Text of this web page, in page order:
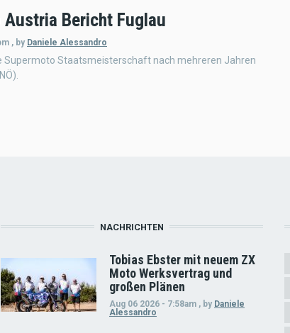
Austria Bericht Fuglau
, by Daniele Alessandro
Supermoto Staatsmeisterschaft nach mehreren Jahren
NACHRICHTEN
Tobias Ebster mit neuem ZX
Moto Werksvertrag und
großen Plänen
Aug 06 2026 - 7:58am , by Daniele
Alessandro